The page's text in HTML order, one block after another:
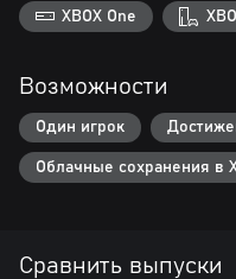
XBOX One
Возможности
Один игрок
Облачные сохранения в
Сравнить выпуски